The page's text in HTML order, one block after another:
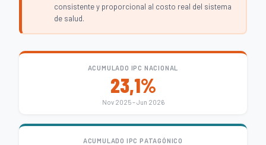
consistente y proporcional al costo real del sistema
de salud.
ACUMULADO IPC NACIONAL
23,1%
Nov 2025 – Jun 2026
ACUMULADO IPC PATAGÓNICO